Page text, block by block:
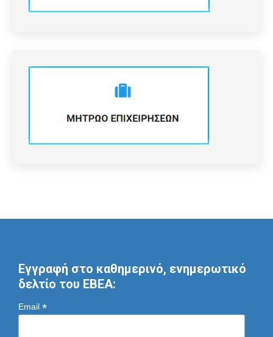
Εγγραφή στο καθημερινό, ενημερωτικό
δελτίο του ΕΒΕΑ:
Email *